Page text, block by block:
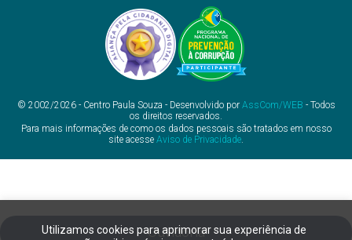
Utilizamos cookies para aprimorar sua experiência de
© 2002/2026 - Centro Paula Souza - Desenvolvido por AssCom/WEB - Todos
os direitos reservados.
Para mais informações de como os dados pessoais são tratados em nosso
site acesse Aviso de Privacidade.
Ouvidoria